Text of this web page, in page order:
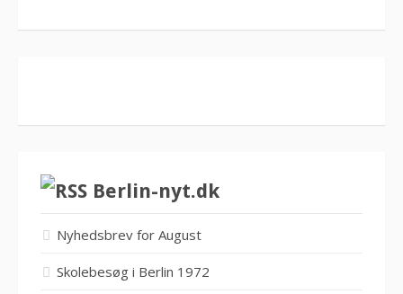
Berlin-nyt.dk
Nyhedsbrev for August
Skolebesøg i Berlin 1972